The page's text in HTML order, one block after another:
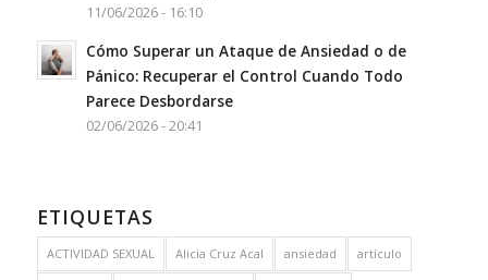
11/06/2026 - 16:10
Cómo Superar un Ataque de Ansiedad o de
Pánico: Recuperar el Control Cuando Todo
Parece Desbordarse
02/06/2026 - 20:41
ETIQUETAS
ACTIVIDAD SEXUAL Alicia Cruz Acal ansiedad artículo